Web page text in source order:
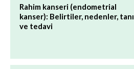
Rahim kanseri (endometrial
kanser): Belirtiler, nedenler, tanı
ve tedavi